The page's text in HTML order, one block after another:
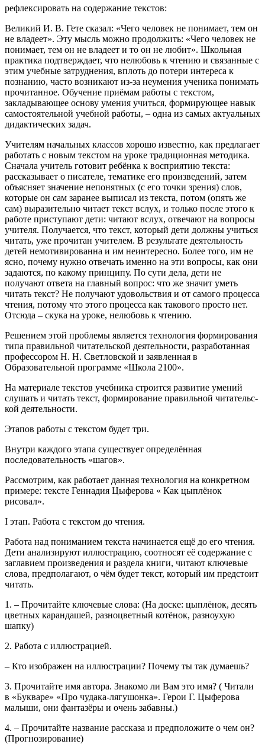
рефлексировать на содержание текстов:
Великий И. В. Гете сказал: «Чего человек не понимает, тем он
не владеет». Эту мысль можно продолжить: «Чего человек не
понимает, тем он не владеет и то он не любит». Школьная
практика подтверждает, что нелюбовь к чтению и связанные с
этим учебные затруднения, вплоть до потери интереса к
познанию, часто возникают из-за неумения ученика понимать
прочитанное. Обучение приёмам работы с текстом,
закладывающее основу умения учиться, формирующее навык
самостоятельной учебной работы, – одна из самых актуальных
дидактических задач.
Учителям начальных классов хорошо известно, как предлагает
работать с новым текстом на уроке традиционная методика.
Сначала учитель готовит ребёнка к восприятию текста:
рассказывает о писателе, тематике его произведений, затем
объясняет значение непонятных (с его точки зрения) слов,
которые он сам заранее выписал из текста, потом (опять же
сам) выразительно читает текст вслух, и только после этого к
работе приступают дети: читают вслух, отвечают на вопросы
учителя. Получается, что текст, который дети должны учиться
читать, уже прочитан учителем. В результате деятельность
детей немотивированна и им неинтересно. Более того, им не
ясно, почему нужно отвечать именно на эти вопросы, как они
задаются, по какому принципу. По сути дела, дети не
получают ответа на главный вопрос: что же значит уметь
читать текст? Не получают удовольствия и от самого процесса
чтения, потому что этого процесса как такового просто нет.
Отсюда – скука на уроке, нелюбовь к чтению.
Решением этой проблемы является технология формирования
типа правильной читательской деятельности, разработанная
профессором Н. Н. Светловской и заявленная в
Образовательной программе «Школа 2100».
На материале текстов учебника строится развитие умений
слушать и читать текст, формирование правильной читательс­
кой деятельности.
Этапов работы с текстом будет три.
Внутри каждого этапа существует определённая
последовательность «шагов».
Рассмотрим, как работает данная технология на конкретном
примере: тексте Геннадия Цыферова « Как цыплёнок
рисовал».
I этап. Работа с текстом до чтения.
Работа над пониманием текста начинается ещё до его чтения.
Дети анализируют иллюстрацию, соотносят её содержание с
заглавием произведения и раздела книги, читают ключевые
слова, предполагают, о чём будет текст, который им предстоит
читать.
1. – Прочитайте ключевые слова: (На доске: цыплёнок, десять
цветных карандашей, разноцветный котёнок, разноухую
шапку)
2. Работа с иллюстрацией.
– Кто изображен на иллюстрации? Почему ты так думаешь?
3. Прочитайте имя автора. Знакомо ли Вам это имя? ( Читали
в «Букваре» «Про чудака-лягушонка». Герои Г. Цыферова
малыши, они фантазёры и очень забавны.)
4. – Прочитайте название рассказа и предположите о чем он?
(Прогнозирование)